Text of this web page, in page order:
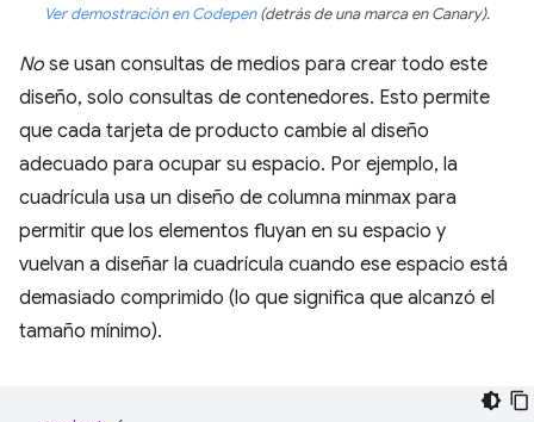
Ver demostración en Codepen(detrás de una marca en Canary).
No se usan consultas de medios para crear todo este
diseño, solo consultas de contenedores. Esto permite
que cada tarjeta de producto cambie al diseño
adecuado para ocupar su espacio. Por ejemplo, la
cuadrícula usa un diseño de columna minmax para
permitir que los elementos fluyan en su espacio y
vuelvan a diseñar la cuadrícula cuando ese espacio está
demasiado comprimido (lo que significa que alcanzó el
tamaño mínimo).